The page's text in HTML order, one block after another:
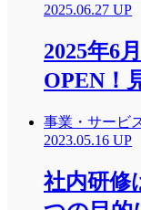
2025.06.27 UP
2025年6
OPEN！
事業・サービ
2023.05.16 UP
社内研修